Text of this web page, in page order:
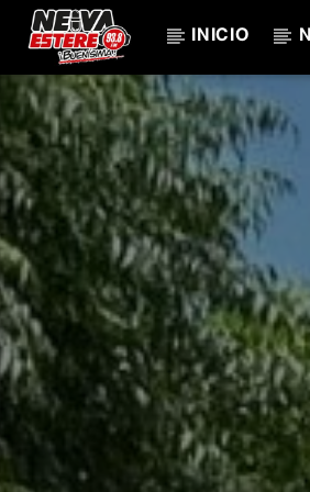
INICIO
CANCIÓN ACTUAL
TÍTULO
ARTISTA